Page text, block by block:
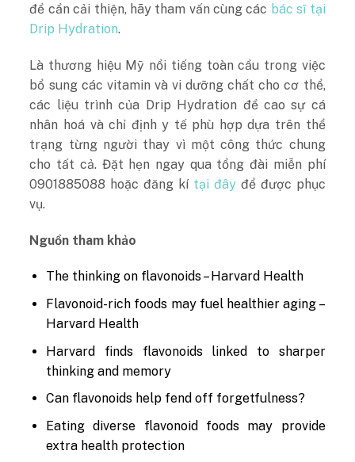
đề cần cải thiện, hãy tham vấn cùng các bác sĩ tại
Drip Hydration.
Là thương hiệu Mỹ nổi tiếng toàn cầu trong việc
bổ sung các vitamin và vi dưỡng chất cho cơ thể,
các liệu trình của Drip Hydration đề cao sự cá
nhân hoá và chỉ định y tế phù hợp dựa trên thể
trạng từng người thay vì một công thức chung
cho tất cả. Đặt hẹn ngay qua tổng đài miễn phí
0901885088 hoặc đăng kí tại đâyđể được phục
vụ.
Nguồn tham khảo
The thinking on flavonoids – Harvard Health
Flavonoid-rich foods may fuel healthier aging –
Harvard Health
Harvard finds flavonoids linked to sharper
thinking and memory
Can flavonoids help fend off forgetfulness?
Eating diverse flavonoid foods may provide
extra health protection